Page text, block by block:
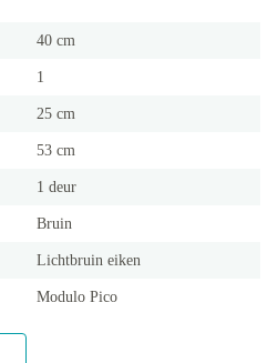
40 cm
1
25 cm
53 cm
1 deur
Bruin
Lichtbruin eiken
Modulo Pico